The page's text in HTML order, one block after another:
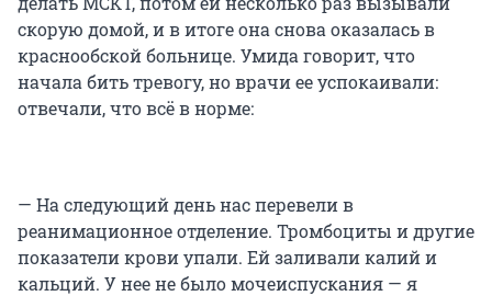
скорую домой, и в итоге она снова оказалась в
краснообской больнице. Умида говорит, что
начала бить тревогу, но врачи ее успокаивали:
отвечали, что всё в норме:
— На следующий день нас перевели в
реанимационное отделение. Тромбоциты и другие
показатели крови упали. Ей заливали калий и
кальций. У нее не было мочеиспускания — я